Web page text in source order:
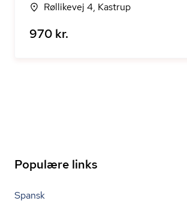
Røllikevej 4, Kastrup
970 kr.
Populære links
Spansk